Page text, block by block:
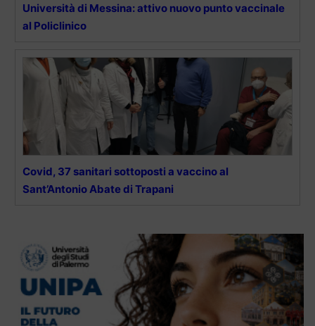
Università di Messina: attivo nuovo punto vaccinale
al Policlinico
Covid, 37 sanitari sottoposti a vaccino al
Sant’Antonio Abate di Trapani